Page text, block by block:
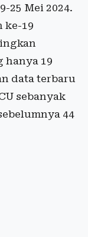
25 Mei 2024.
ke-19
hanya 19
data terbaru
sebanyak
44